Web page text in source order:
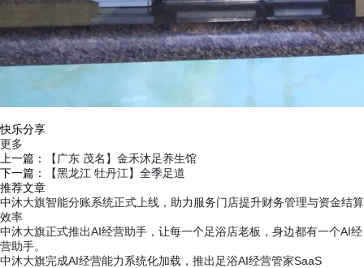
快乐分享
更多
上一篇：
【广东 茂名】金禾沐足养生馆
下一篇：
【黑龙江 牡丹江】全季足道
推荐文章
中沐大旗智能分账系统正式上线，助力服务门店提升财务管理与资金结算
效率
中沐大旗正式推出AI经营助手，让每一个足浴店老板，身边都有一个AI经
营助手。
中沐大旗完成AI经营能力系统化加载，推出足浴AI经营管家SaaS